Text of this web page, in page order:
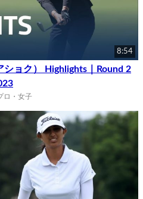
8:54
ョク） Highlights｜Round 2
ロ・女子